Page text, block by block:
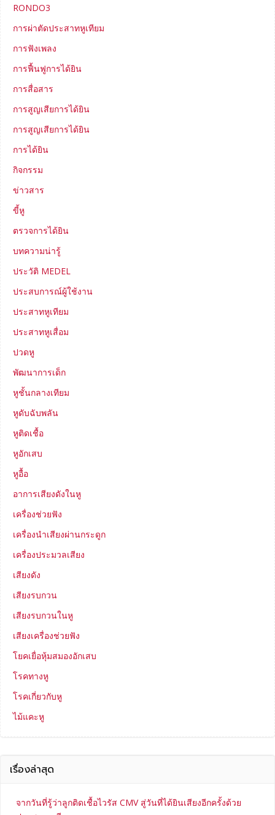
RONDO3
การผ่าตัดประสาทหูเทียม
การฟังเพลง
การฟื้นฟูการได้ยิน
การสื่อสาร
การสูญเสียการได้ยิน
การสูญเสียการได้ยิน
การได้ยิน
กิจกรรม
ข่าวสาร
ขี้หู
ตรวจการได้ยิน
บทความน่ารู้
ประวัติ MEDEL
ประสบการณ์ผู้ใช้งาน
ประสาทหูเทียม
ประสาทหูเสื่อม
ปวดหู
พัฒนาการเด็ก
หูชั้นกลางเทียม
หูดับฉับพลัน
หูติดเชื้อ
หูอักเสบ
หูอื้อ
อาการเสียงดังในหู
เครื่องช่วยฟัง
เครื่องนำเสียงผ่านกระดูก
เครื่องประมวลเสียง
เสียงดัง
เสียงรบกวน
เสียงรบกวนในหู
เสียงเครื่องช่วยฟัง
โยคเยื่อหุ้มสมองอักเสบ
โรคทางหู
โรคเกี่ยวกับหู
ไม้แคะหู
เรื่องล่าสุด
จากวันที่รู้ว่าลูกติดเชื้อไวรัส CMV สู่วันที่ได้ยินเสียงอีกครั้งด้วย